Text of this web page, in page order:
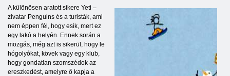
A különösen aratott sikere Yeti –
zivatar Penguins és a turisták, ami
nem éppen fél, hogy esik, mert ez
egy lakó a helyén. Ennek során a
mozgás, még azt is sikerül, hogy le
hógolyókat, kövek vagy egy klub,
hogy gondatlan szomszédok az
ereszkedést, amelyre ő kapja a